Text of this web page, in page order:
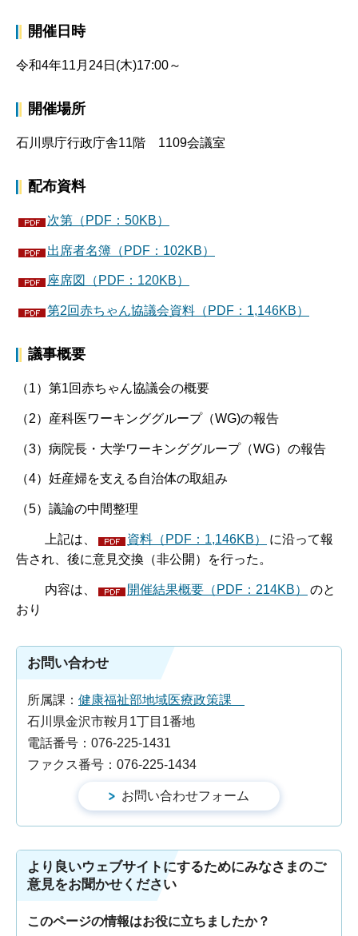
開催日時
令和4年11月24日(木)17:00～
開催場所
石川県庁行政庁舎11階 1109会議室
配布資料
次第（PDF：50KB）
出席者名簿（PDF：102KB）
座席図（PDF：120KB）
第2回赤ちゃん協議会資料（PDF：1,146KB）
議事概要
（1）第1回赤ちゃん協議会の概要
（2）産科医ワーキンググループ（WG)の報告
（3）病院長・大学ワーキンググループ（WG）の報告
（4）妊産婦を支える自治体の取組み
（5）議論の中間整理
上記は、 資料（PDF：1,146KB）
に沿って報
告され、後に意見交換（非公開）を行った。
内容は、 開催結果概要（PDF：214KB）
のと
おり
お問い合わせ
所属課： 健康福祉部地域医療政策課
石川県金沢市鞍月1丁目1番地
電話番号：076-225-1431
ファクス番号：076-225-1434
より良いウェブサイトにするためにみなさまのご
意見をお聞かせください
このページの情報はお役に立ちましたか？